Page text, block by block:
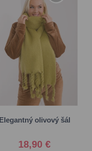
Elegantný olivový šál
18,90 €
Univerzálna